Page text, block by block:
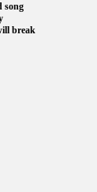
song
break